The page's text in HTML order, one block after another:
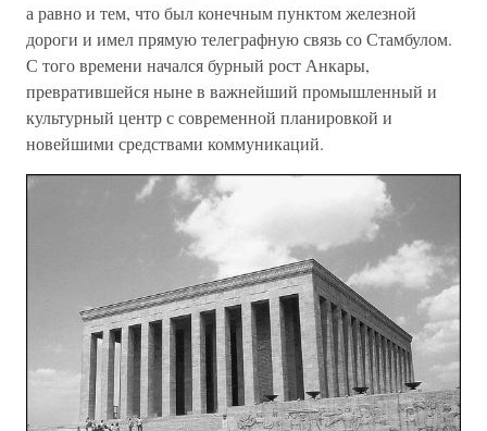
а равно и тем, что был конечным пунктом железной
дороги и имел прямую телеграфную связь со Стамбулом.
С того времени начался бурный рост Анкары,
превратившейся ныне в важнейший промышленный и
культурный центр с современной планировкой и
новейшими средствами коммуникаций.